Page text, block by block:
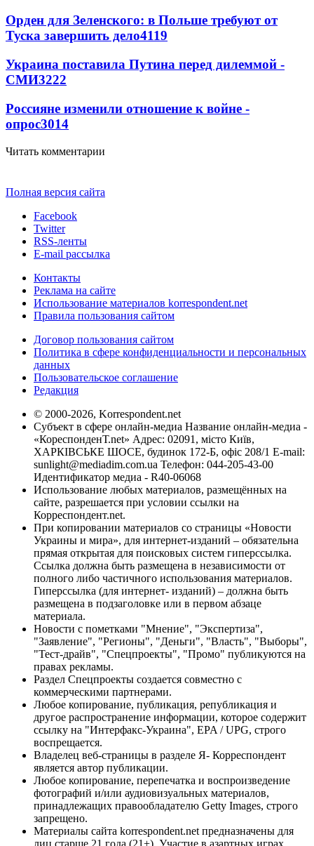
Орден для Зеленского: в Польше требуют от
Туска завершить дело4119
Украина поставила Путина перед дилеммой -
СМИ3222
Россияне изменили отношение к войне -
опрос3014
Читать комментарии
Полная версия сайта
Facebook
Twitter
RSS-ленты
E-mail рассылка
Контакты
Реклама на сайте
Использование материалов korrespondent.net
Правила пользования сайтом
Договор пользования сайтом
Политика в сфере конфиденциальности и персональных
данных
Пользовательское соглашение
Редакция
© 2000-2026, Korrespondent.net
Субъект в сфере онлайн-медиа Название онлайн-медиа -
«КореспонденТ.net» Адрес: 02091, місто Київ,
ХАРКІВСЬКЕ ШОСЕ, будинок 172-Б, офіс 208/1 E-mail:
sunlight@mediadim.com.ua Телефон: 044-205-43-00
Идентификатор медиа - R40-06068
Использование любых материалов, размещённых на
сайте, разрешается при условии ссылки на
Корреспондент.net.
При копировании материалов со страницы «Новости
Украины и мира», для интернет-изданий – обязательна
прямая открытая для поисковых систем гиперссылка.
Ссылка должна быть размещена в независимости от
полного либо частичного использования материалов.
Гиперссылка (для интернет- изданий) – должна быть
размещена в подзаголовке или в первом абзаце
материала.
Новости с пометками "Мнение", "Экспертиза",
"Заявление", "Регионы", "Деньги", "Власть", "Выборы",
"Тест-драйв", "Спецпроекты", "Промо" публикуются на
правах рекламы.
Раздел Спецпроекты создается совместно с
коммерческими партнерами.
Любое копирование, публикация, републикация и
другое распространение информации, которое содержит
ссылку на "Интерфакс-Украина", EPA / UPG, строго
воспрещается.
Владелец веб-страницы в разделе Я- Корреспондент
является автор публикации.
Любое копирование, перепечатка и воспроизведение
фотографий и/или аудиовизуальных материалов,
принадлежащих правообладателю Getty Images, строго
запрещено.
Материалы сайта korrespondent.net предназначены для
лиц старше 21 года (21+). Участие в азартных играх